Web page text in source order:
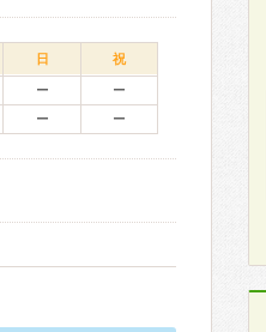
日 祝
ー
ー
ー ー